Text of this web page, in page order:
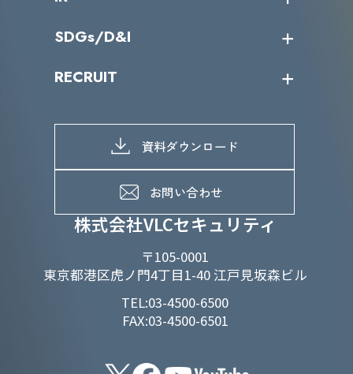
株式会社VLCセキュリティ
〒105-0001
東京都港区虎ノ門4丁目1-40 江戸見坂森ビル
TEL:03-4500-6500
FAX:03-4500-6501
IRカレンダー
IRライブラリー
よくあるご質問
SDGs/D&I
当グループのマテリアリティ
SDGs推進体制
D&Iの取り組み
RECRUIT
募集職種一覧
メッセージ
メンバーインタビュー
資料ダウンロード
お問い合わせ